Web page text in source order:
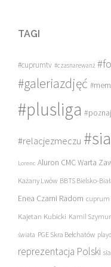
TAGI
#cuprumtv #czasnarewanż
#galeriazdjęć
#plusliga
#relacjezmeczu
Lorenc Aluron CMC Warta
Każany Lwów BBTS Bielsko-
Enea Czarni Radom cuprum
Kajetan Kubicki Kamil
świata PGE Skra Bełchatów
reprezentacja Polski